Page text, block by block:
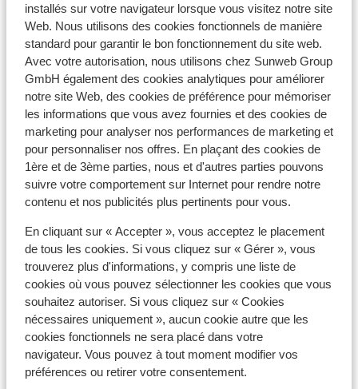
installés sur votre navigateur lorsque vous visitez notre site
Web. Nous utilisons des cookies fonctionnels de manière
standard pour garantir le bon fonctionnement du site web.
Avec votre autorisation, nous utilisons chez Sunweb Group
GmbH également des cookies analytiques pour améliorer
notre site Web, des cookies de préférence pour mémoriser
les informations que vous avez fournies et des cookies de
marketing pour analyser nos performances de marketing et
pour personnaliser nos offres. En plaçant des cookies de
1ère et de 3ème parties, nous et d'autres parties pouvons
suivre votre comportement sur Internet pour rendre notre
contenu et nos publicités plus pertinents pour vous.
En cliquant sur « Accepter », vous acceptez le placement
de tous les cookies. Si vous cliquez sur « Gérer », vous
trouverez plus d'informations, y compris une liste de
cookies où vous pouvez sélectionner les cookies que vous
souhaitez autoriser. Si vous cliquez sur « Cookies
nécessaires uniquement », aucun cookie autre que les
cookies fonctionnels ne sera placé dans votre
navigateur. Vous pouvez à tout moment modifier vos
préférences ou retirer votre consentement.
Cours de ski
Matériel de ski
Autres hébergements - Val d'Isère-
Tignes
Hôtel VoulezVous
Chalet Skadi - prix exclusif
Résidence Le Taos
Résidence CGH Le Jhana
Résidence Le Bec Rouge